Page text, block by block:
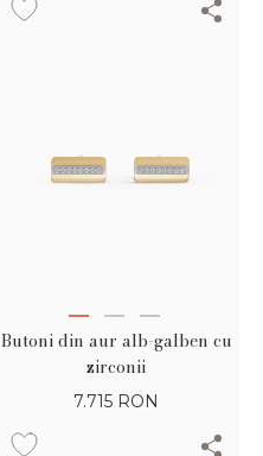
Butoni din aur alb-galben cu
zirconii
7.715 RON